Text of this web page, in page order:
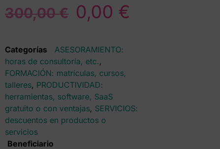
300,00€ 0,00 €
Categorías
ASESORAMIENTO:
horas de consultoría, etc.,
FORMACIÓN: matrículas, cursos,
talleres, PRODUCTIVIDAD:
herramientas, software, SaaS
gratuito o con ventajas, SERVICIOS:
descuentos en productos o
servicios
Beneficiario